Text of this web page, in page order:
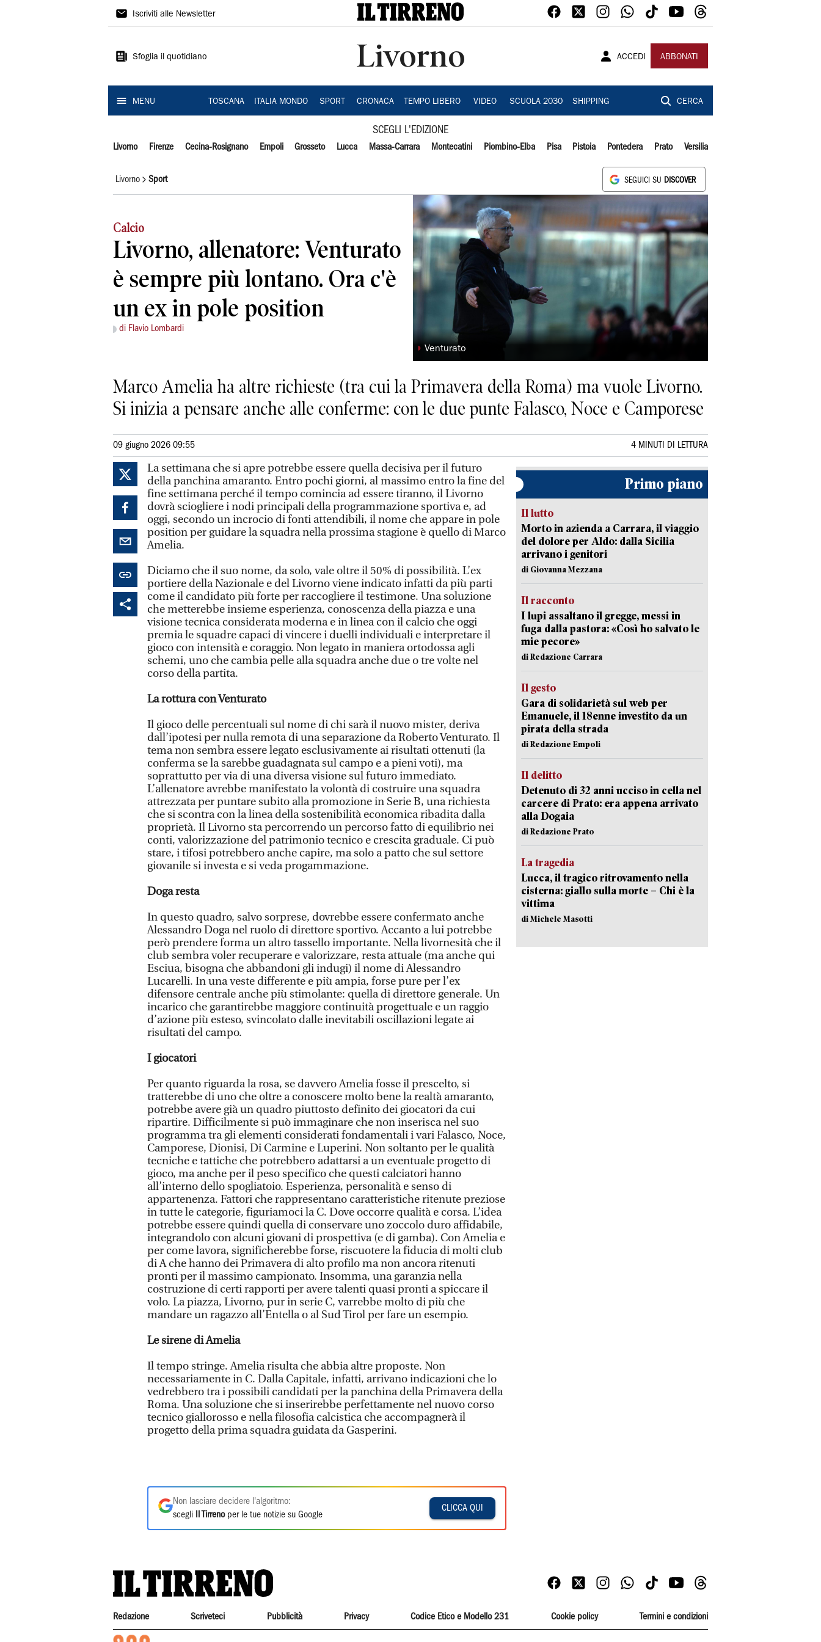
Il
Iscriviti alle Newsletter
Sfoglia il quotidiano Livorno ACCEDI ABBONATI
MENU TOSCANA ITALIA MONDO SPORT CRONACA TEMPO LIBERO VIDEO SCUOLA 2030 SHIPPING CERCA
SCEGLI L'EDIZIONE
Livorno Firenze Cecina-Rosignano Empoli Grosseto Lucca Massa-Carrara Montecatini Piombino-Elba Pisa Pistoia Pontedera Prato Versilia
Livorno Sport SEGUICI SU DISCOVER
Calcio
Livorno, allenatore: Venturato
è sempre più lontano. Ora c'è
un ex in pole position
di Flavio Lombardi
◗ Venturato
Marco Amelia ha altre richieste (tra cui la Primavera della Roma) ma vuole Livorno.
Si inizia a pensare anche alle conferme: con le due punte Falasco, Noce e Camporese
09 giugno 2026 09:55 4 MINUTI DI LETTURA
La settimana che si apre potrebbe essere quella decisiva per il futuro
della panchina amaranto. Entro pochi giorni, al massimo entro la fine del
fine settimana perché il tempo comincia ad essere tiranno, il Livorno
dovrà sciogliere i nodi principali della programmazione sportiva e, ad
oggi, secondo un incrocio di fonti attendibili, il nome che appare in pole
position per guidare la squadra nella prossima stagione è quello di Marco
Amelia.
Diciamo che il suo nome, da solo, vale oltre il 50% di possibilità. L’ex
portiere della Nazionale e del Livorno viene indicato infatti da più parti
come il candidato più forte per raccogliere il testimone. Una soluzione
che metterebbe insieme esperienza, conoscenza della piazza e una
visione tecnica considerata moderna e in linea con il calcio che oggi
premia le squadre capaci di vincere i duelli individuali e interpretare il
gioco con intensità e coraggio. Non legato in maniera ortodossa agli
schemi, uno che cambia pelle alla squadra anche due o tre volte nel
corso della partita.
La rottura con Venturato
Il gioco delle percentuali sul nome di chi sarà il nuovo mister, deriva
dall’ipotesi per nulla remota di una separazione da Roberto Venturato. Il
tema non sembra essere legato esclusivamente ai risultati ottenuti (la
conferma se la sarebbe guadagnata sul campo e a pieni voti), ma
soprattutto per via di una diversa visione sul futuro immediato.
L’allenatore avrebbe manifestato la volontà di costruire una squadra
attrezzata per puntare subito alla promozione in Serie B, una richiesta
che si scontra con la linea della sostenibilità economica ribadita dalla
proprietà. Il Livorno sta percorrendo un percorso fatto di equilibrio nei
conti, valorizzazione del patrimonio tecnico e crescita graduale. Ci può
stare, i tifosi potrebbero anche capire, ma solo a patto che sul settore
giovanile si investa e si veda progammazione.
Doga resta
In questo quadro, salvo sorprese, dovrebbe essere confermato anche
Alessandro Doga nel ruolo di direttore sportivo. Accanto a lui potrebbe
però prendere forma un altro tassello importante. Nella livornesità che il
club sembra voler recuperare e valorizzare, resta attuale (ma anche qui
Esciua, bisogna che abbandoni gli indugi) il nome di Alessandro
Lucarelli. In una veste differente e più ampia, forse pure per l’ex
difensore centrale anche più stimolante: quella di direttore generale. Un
incarico che garantirebbe maggiore continuità progettuale e un raggio
d’azione più esteso, svincolato dalle inevitabili oscillazioni legate ai
risultati del campo.
I giocatori
Per quanto riguarda la rosa, se davvero Amelia fosse il prescelto, si
tratterebbe di uno che oltre a conoscere molto bene la realtà amaranto,
potrebbe avere già un quadro piuttosto definito dei giocatori da cui
ripartire. Difficilmente si può immaginare che non inserisca nel suo
programma tra gli elementi considerati fondamentali i vari Falasco, Noce,
Camporese, Dionisi, Di Carmine e Luperini. Non soltanto per le qualità
tecniche e tattiche che potrebbero adattarsi a un eventuale progetto di
gioco, ma anche per il peso specifico che questi calciatori hanno
all’interno dello spogliatoio. Esperienza, personalità e senso di
appartenenza. Fattori che rappresentano caratteristiche ritenute preziose
in tutte le categorie, figuriamoci la C. Dove occorre qualità e corsa. L’idea
potrebbe essere quindi quella di conservare uno zoccolo duro affidabile,
integrandolo con alcuni giovani di prospettiva (e di gamba). Con Amelia e
per come lavora, significherebbe forse, riscuotere la fiducia di molti club
di A che hanno dei Primavera di alto profilo ma non ancora ritenuti
pronti per il massimo campionato. Insomma, una garanzia nella
costruzione di certi rapporti per avere talenti quasi pronti a spiccare il
volo. La piazza, Livorno, pur in serie C, varrebbe molto di più che
mandare un ragazzo all’Entella o al Sud Tirol per fare un esempio.
Le sirene di Amelia
Il tempo stringe. Amelia risulta che abbia altre proposte. Non
necessariamente in C. Dalla Capitale, infatti, arrivano indicazioni che lo
vedrebbero tra i possibili candidati per la panchina della Primavera della
Roma. Una soluzione che si inserirebbe perfettamente nel nuovo corso
tecnico giallorosso e nella filosofia calcistica che accompagnerà il
progetto della prima squadra guidata da Gasperini.
Non lasciare decidere l'algoritmo:
scegli
Il Tirrenoper le tue notizie su Google
CLICCA QUI
Primo piano
Il lutto
Morto in azienda a Carrara, il viaggio
del dolore per Aldo: dalla Sicilia
arrivano i genitori
di Giovanna Mezzana
Il racconto
I lupi assaltano il gregge, messi in
fuga dalla pastora: «Così ho salvato le
mie pecore»
di Redazione Carrara
Il gesto
Gara di solidarietà sul web per
Emanuele, il 18enne investito da un
pirata della strada
di Redazione Empoli
Il delitto
Detenuto di 32 anni ucciso in cella nel
carcere di Prato: era appena arrivato
alla Dogaia
di Redazione Prato
La tragedia
Lucca, il tragico ritrovamento nella
cisterna: giallo sulla morte – Chi è la
vittima
di Michele Masotti
Redazione Scriveteci Pubblicità Privacy Codice Etico e Modello 231 Cookie policy Termini e condizioni